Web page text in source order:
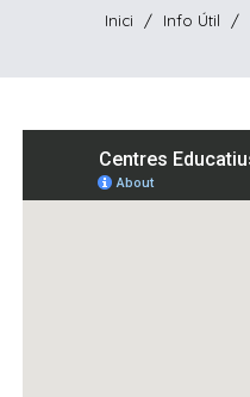
Inici / Info Útil /